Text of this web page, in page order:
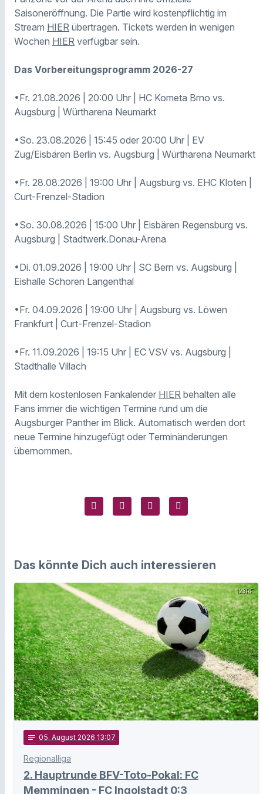
Saisoneröffnung. Die Partie wird kostenpflichtig im
Stream HIER übertragen. Tickets werden in wenigen
Wochen HIER verfügbar sein.
Das Vorbereitungsprogramm 2026-27
•Fr. 21.08.2026 | 20:00 Uhr | HC Kometa Brno vs.
Augsburg | Würtharena Neumarkt
•So. 23.08.2026 | 15:45 oder 20:00 Uhr | EV
Zug/Eisbären Berlin vs. Augsburg | Würtharena Neumarkt
•Fr. 28.08.2026 | 19:00 Uhr | Augsburg vs. EHC Kloten |
Curt-Frenzel-Stadion
•So. 30.08.2026 | 15:00 Uhr | Eisbären Regensburg vs.
Augsburg | Stadtwerk.Donau-Arena
•Di. 01.09.2026 | 19:00 Uhr | SC Bern vs. Augsburg |
Eishalle Schoren Langenthal
•Fr. 04.09.2026 | 19:00 Uhr | Augsburg vs. Löwen
Frankfurt | Curt-Frenzel-Stadion
•Fr. 11.09.2026 | 19:15 Uhr | EC VSV vs. Augsburg |
Stadthalle Villach
Mit dem kostenlosen Fankalender HIER behalten alle
Fans immer die wichtigen Termine rund um die
Augsburger Panther im Blick. Automatisch werden dort
neue Termine hinzugefügt oder Terminänderungen
übernommen.
Das könnte Dich auch interessieren
123RF
notes 05. August 2026 13:07
Regionalliga
2. Hauptrunde BFV-Toto-Pokal: FC
Memmingen - FC Ingolstadt 0:3